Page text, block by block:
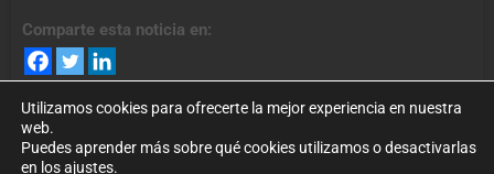
Comparte esta noticia en:
Utilizamos cookies para ofrecerte la mejor experiencia en nuestra
web.
Puedes aprender más sobre qué cookies utilizamos o desactivarlas
en los ajustes.